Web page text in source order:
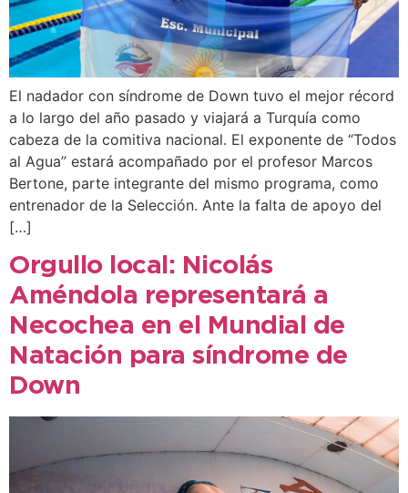
El nadador con síndrome de Down tuvo el mejor récord
a lo largo del año pasado y viajará a Turquía como
cabeza de la comitiva nacional. El exponente de “Todos
al Agua” estará acompañado por el profesor Marcos
Bertone, parte integrante del mismo programa, como
entrenador de la Selección. Ante la falta de apoyo del
[…]
Orgullo local: Nicolás
Améndola representará a
Necochea en el Mundial de
Natación para síndrome de
Down